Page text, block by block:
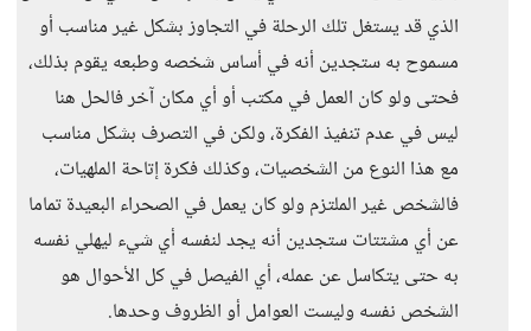
الذي قد يستغل تلك الرحلة في التجاوز بشكل غير مناسب أو
مسموح به ستجدين أنه في أساس شخصه وطبعه يقوم بذلك،
فحتى ولو كان العمل في مكتب أو أي مكان آخر فالحل هنا
ليس في عدم تنفيذ الفكرة، ولكن في التصرف بشكل مناسب
مع هذا النوع من الشخصيات، وكذلك فكرة إتاحة الملهيات،
فالشخص غير الملتزم ولو كان يعمل في الصحراء البعيدة تماما
عن أي مشتتات ستجدين أنه يجد لنفسه أي شيء ليهلي نفسه
به حتى يتكاسل عن عمله، أي الفيصل في كل الأحوال هو
الشخص نفسه وليست العوامل أو الظروف وحدها.